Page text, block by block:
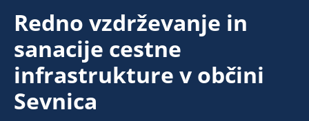
Redno vzdrževanje in
sanacije cestne
infrastrukture v občini
Sevnica